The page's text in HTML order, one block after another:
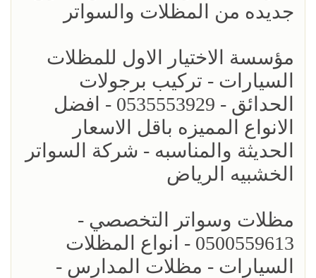
جديده من المظلات والسواتر
مؤسسة الاختيار الاول للمظلات
السيارات - تركيب برجولات
الحدائق - 0535553929 - افضل
الانواع المميزه باقل الاسعار
الحديثة والمناسبه - شركة السواتر
الخشبيه الرياض
مظلات وسواتر التخصصي -
0500559613 - انواع المظلات
السيارات - مظلات المدارس -